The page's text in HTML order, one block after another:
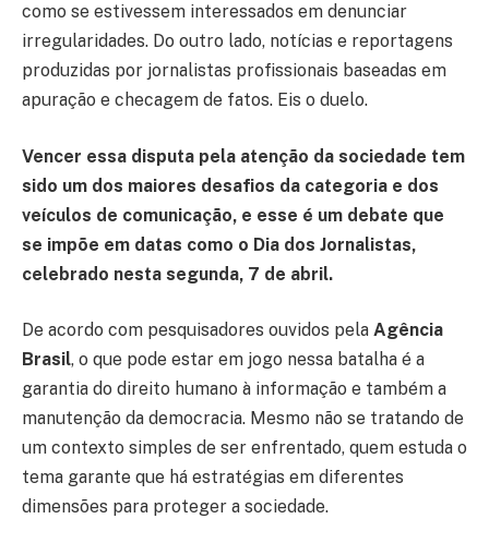
como se estivessem interessados em denunciar
irregularidades. Do outro lado, notícias e reportagens
produzidas por jornalistas profissionais baseadas em
apuração e checagem de fatos. Eis o duelo.
Vencer essa disputa pela atenção da sociedade tem
sido um dos maiores desafios da categoria e dos
veículos de comunicação, e esse é um debate que
se impõe em datas como o Dia dos Jornalistas,
celebrado nesta segunda, 7 de abril.
De acordo com pesquisadores ouvidos pela Agência
Brasil, o que pode estar em jogo nessa batalha é a
garantia do direito humano à informação e também a
manutenção da democracia. Mesmo não se tratando de
um contexto simples de ser enfrentado, quem estuda o
tema garante que há estratégias em diferentes
dimensões para proteger a sociedade.